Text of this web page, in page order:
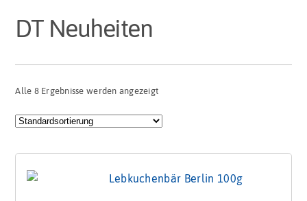
DT Neuheiten
Alle 8 Ergebnisse werden angezeigt